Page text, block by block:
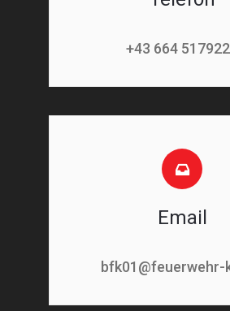
+43 664
Email
bfk01@feuerwehr-